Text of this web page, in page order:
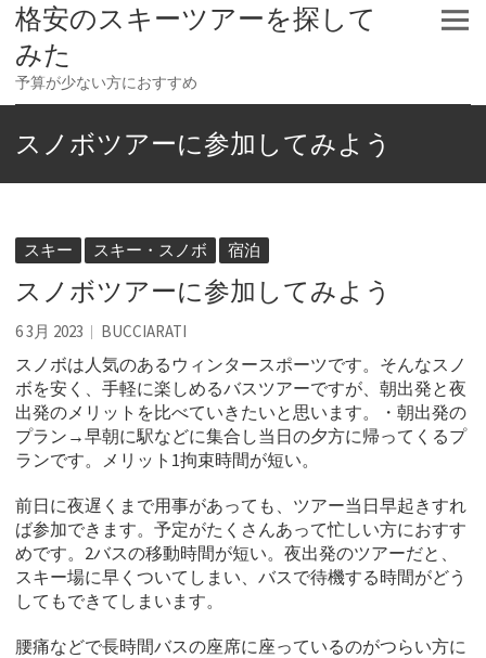
格安のスキーツアーを探して
みた
予算が少ない方におすすめ
スノボツアーに参加してみよう
スキー スキー・スノボ 宿泊
スノボツアーに参加してみよう
6 3月 2023 BUCCIARATI
スノボは人気のあるウィンタースポーツです。 そんなスノ
ボを安く、手軽に楽しめるバスツアーですが、朝出発と夜
出発のメリットを比べていきたいと思います。・朝出発の
プラン→早朝に駅などに集合し当日の夕方に帰ってくるプ
ランです。メリット1拘束時間が短い。
前日に夜遅くまで用事があっても、ツアー当日早起きすれ
ば参加できます。予定がたくさんあって忙しい方におすす
めです。2バスの移動時間が短い。夜出発のツアーだと、
スキー場に早くついてしまい、バスで待機する時間がどう
してもできてしまいます。
腰痛などで長時間バスの座席に座っているのがつらい方に